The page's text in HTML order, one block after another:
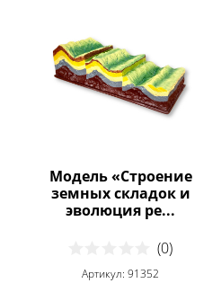
Модель «Строение
земных складок и
эволюция ре...
(0)
Артикул: 91352